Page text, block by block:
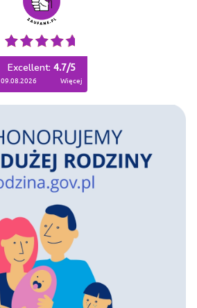
Excellent: 4.7/5
09.08.2026 więcej